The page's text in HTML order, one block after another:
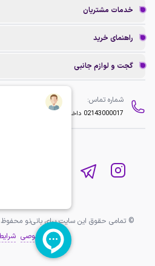
خدمات مشتریان
راهنمای خرید
گجت و لوازم جانبی
شماره تماس:
02143000017 داخلی 2
© تمامی حقوق این سایت برای بانی‌نو
حریم خصوصی